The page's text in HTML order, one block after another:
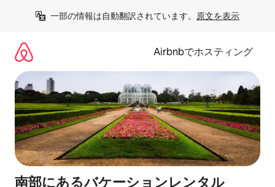
一部の情報は自動翻訳されています。 原文を表示
Airbnbでホスティング
南部にあるバケーションレンタル